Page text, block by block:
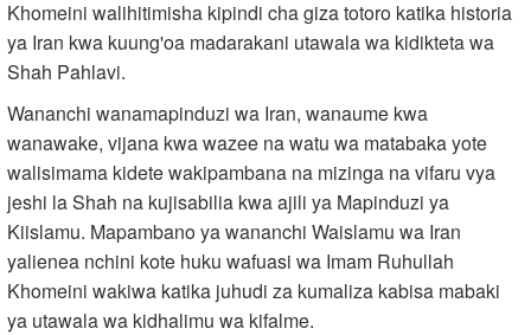
Khomeini walihitimisha kipindi cha giza totoro katika historia
ya Iran kwa kuung'oa madarakani utawala wa kidikteta wa
Shah Pahlavi.
Wananchi wanamapinduzi wa Iran, wanaume kwa
wanawake, vijana kwa wazee na watu wa matabaka yote
walisimama kidete wakipambana na mizinga na vifaru vya
jeshi la Shah na kujisabilia kwa ajili ya Mapinduzi ya
Kiislamu. Mapambano ya wananchi Waislamu wa Iran
yalienea nchini kote huku wafuasi wa Imam Ruhullah
Khomeini wakiwa katika juhudi za kumaliza kabisa mabaki
ya utawala wa kidhalimu wa kifalme.